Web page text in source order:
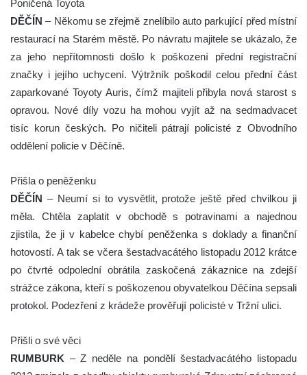
Poničená Toyota
DĚČÍN – Někomu se zřejmě znelíbilo auto parkující před místní
restaurací na Starém městě. Po návratu majitele se ukázalo, že
za jeho nepřítomnosti došlo k poškození přední registrační
značky i jejího uchycení. Výtržník poškodil celou přední část
zaparkované Toyoty Auris, čímž majiteli přibyla nová starost s
opravou. Nové díly vozu ha mohou vyjít až na sedmadvacet
tisíc korun českých. Po ničiteli pátrají policisté z Obvodního
oddělení policie v Děčíně.
Přišla o peněženku
DĚČÍN – Neumí si to vysvětlit, protože ještě před chvilkou ji
měla. Chtěla zaplatit v obchodě s potravinami a najednou
zjistila, že ji v kabelce chybí peněženka s doklady a finanční
hotovostí. A tak se včera šestadvacátého listopadu 2012 krátce
po čtvrté odpolední obrátila zaskočená zákaznice na zdejší
strážce zákona, kteří s poškozenou obyvatelkou Děčína sepsali
protokol. Podezření z krádeže prověřují policisté v Tržní ulici.
Přišli o své věci
RUMBURK – Z neděle na pondělí šestadvacátého listopadu